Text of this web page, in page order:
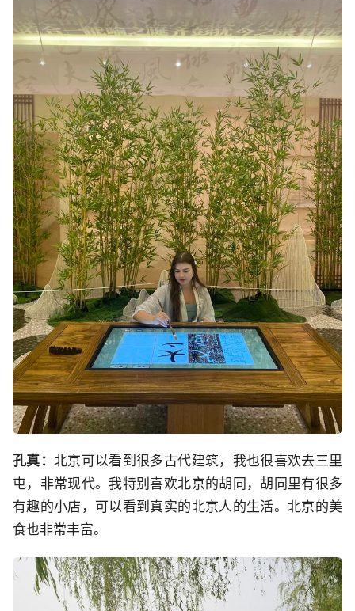
孔真：北京可以看到很多古代建筑，我也很喜欢去三里
屯，非常现代。我特别喜欢北京的胡同，胡同里有很多
有趣的小店，可以看到真实的北京人的生活。北京的美
食也非常丰富。